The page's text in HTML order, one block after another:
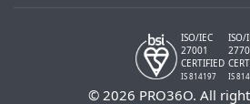
ISO/IEC
27001
CERTIFIED
IS 814197
ISO/
IS
© 2026 PRO36O. All